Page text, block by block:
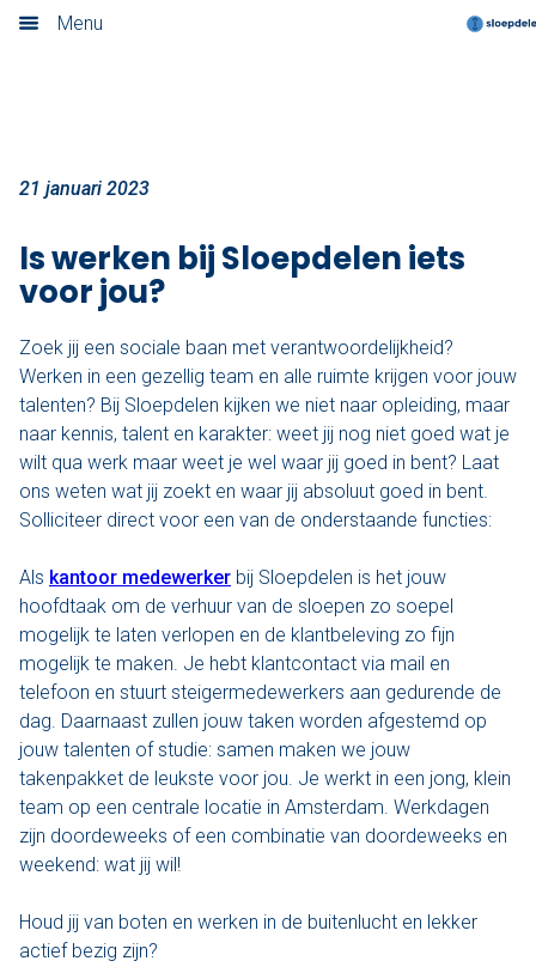
Menu
Boek nu
Locaties
Amsterdam
Utrecht
Rotterdam
Haarlem
Leiden
Den Haag
Loosdrecht
Vecht
Tarieven
Lidmaatschap
Bedrijfsuitjes op het water!
Alle evenementen
Nieuwe vacatures
21 januari 2023
Is werken bij Sloepdelen iets
voor jou?
Zoek jij een sociale baan met verantwoordelijkheid?
Werken in een gezellig team en alle ruimte krijgen voor jouw
talenten? Bij Sloepdelen kijken we niet naar opleiding, maar
naar kennis, talent en karakter: weet jij nog niet goed wat je
wilt qua werk maar weet je wel waar jij goed in bent? Laat
ons weten wat jij zoekt en waar jij absoluut goed in bent.
Solliciteer direct voor een van de onderstaande functies:
Als kantoor medewerker bij Sloepdelen is het jouw
hoofdtaak om de verhuur van de sloepen zo soepel
mogelijk te laten verlopen en de klantbeleving zo fijn
mogelijk te maken. Je hebt klantcontact via mail en
telefoon en stuurt steigermedewerkers aan gedurende de
dag. Daarnaast zullen jouw taken worden afgestemd op
jouw talenten of studie: samen maken we jouw
takenpakket de leukste voor jou. Je werkt in een jong, klein
team op een centrale locatie in Amsterdam. Werkdagen
zijn doordeweeks of een combinatie van doordeweeks en
weekend: wat jij wil!
Houd jij van boten en werken in de buitenlucht en lekker
actief bezig zijn?